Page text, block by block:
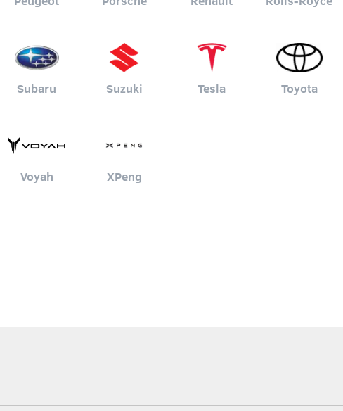
Subaru Suzuki Tesla Toyota
Voyah XPeng